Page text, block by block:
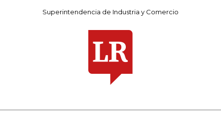
Superintendencia de Industria y Comercio